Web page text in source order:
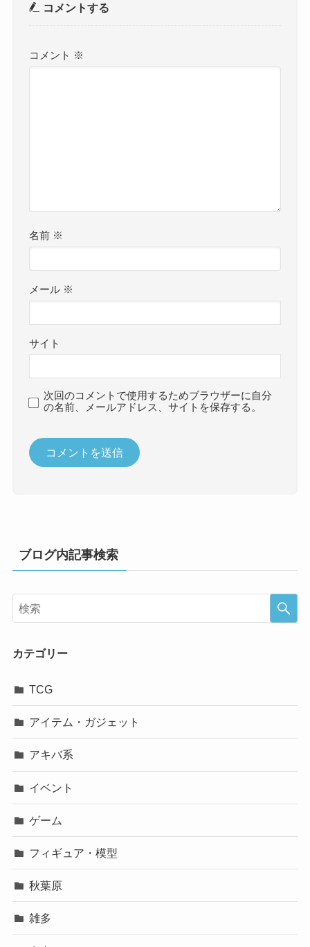
コメントする
コメント ※
名前 ※
メール ※
サイト
次回のコメントで使用するためブラウザーに自分
の名前、メールアドレス、サイトを保存する。
ブログ内記事検索
カテゴリー
TCG
アイテム・ガジェット
アキバ系
イベント
ゲーム
フィギュア・模型
秋葉原
雑多